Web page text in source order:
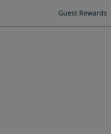
Guest Rewards